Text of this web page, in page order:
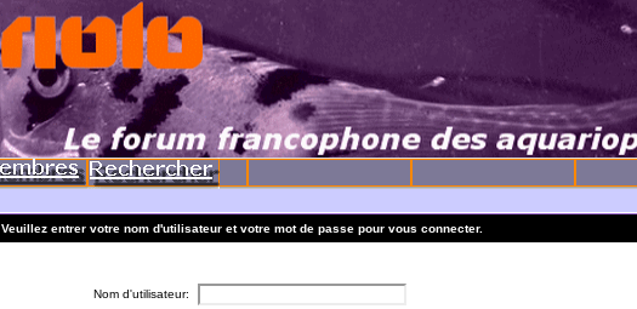
Veuillez entrer votre nom d'utilisateur et votre mot de passe pour vous connecter.
Nom d'utilisateur: